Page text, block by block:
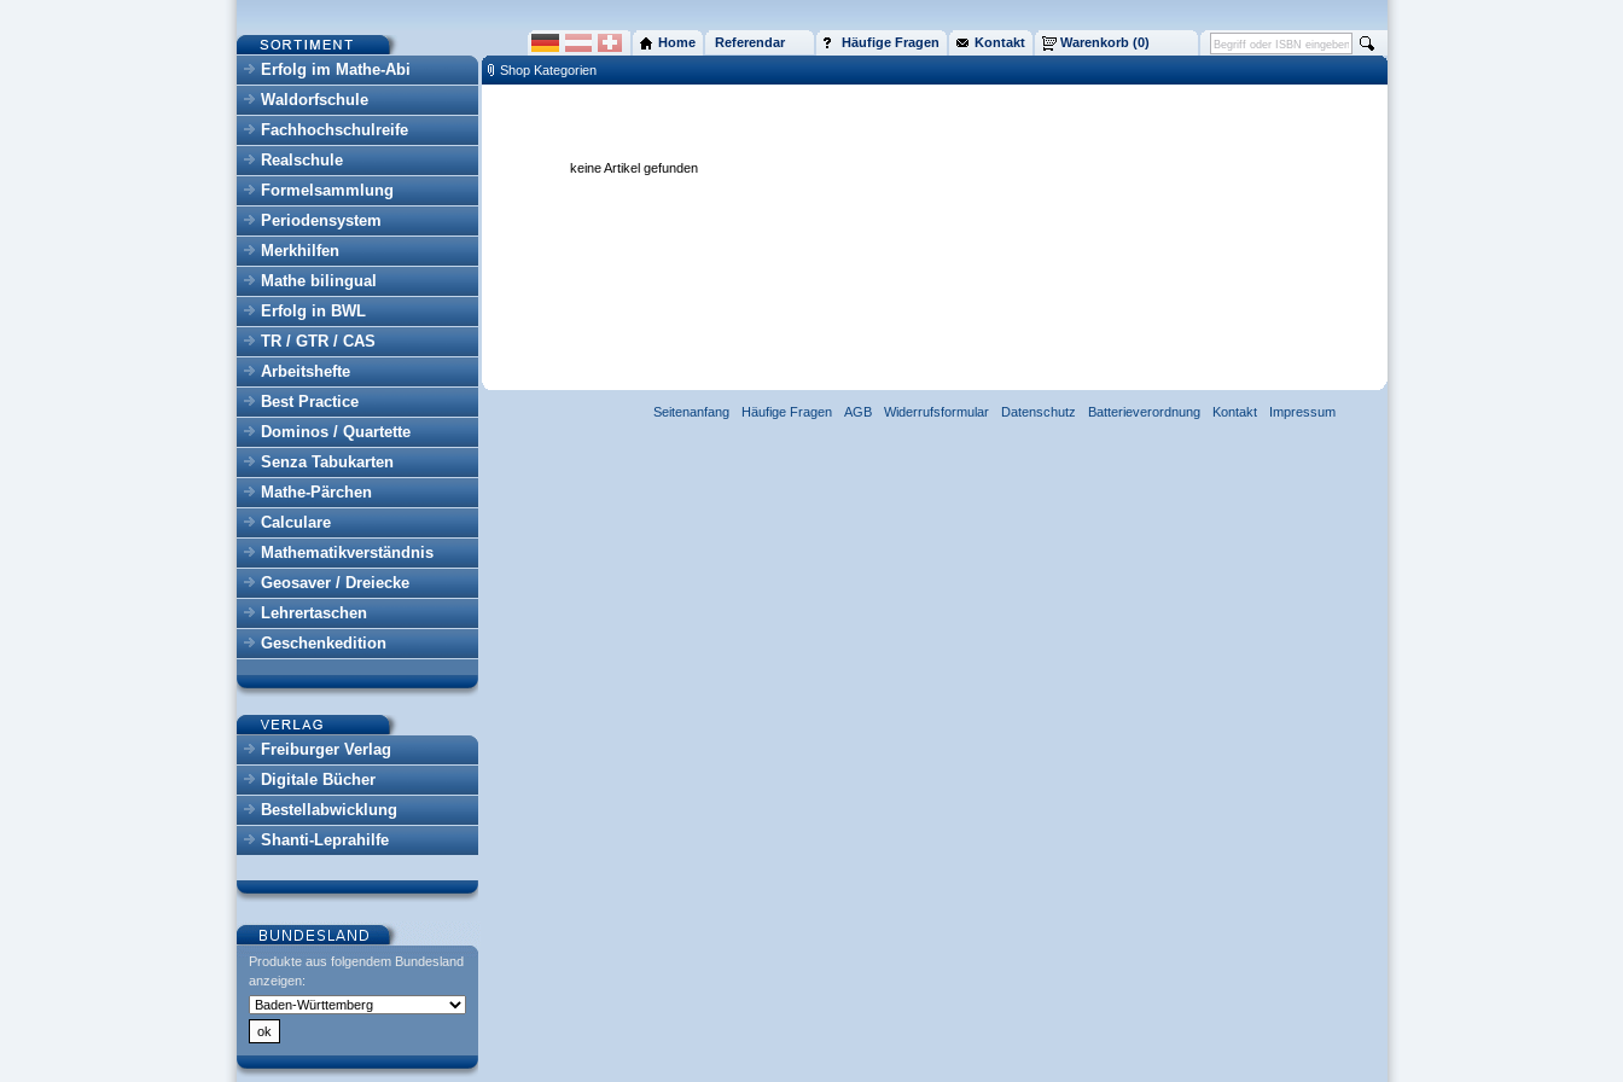
Erfolg im Mathe-Abi
Waldorfschule
Fachhochschulreife
Realschule
Formelsammlung
Periodensystem
Merkhilfen
Mathe bilingual
Erfolg in BWL
TR / GTR / CAS
Arbeitshefte
Best Practice
Dominos / Quartette
Senza Tabukarten
Mathe-Pärchen
Calculare
Mathematikverständnis
Geosaver / Dreiecke
Lehrertaschen
Geschenkedition
Freiburger Verlag
Digitale Bücher
Bestellabwicklung
Shanti-Leprahilfe
Produkte aus folgendem Bundesland
anzeigen:
Home Referendar Häufige Fragen Kontakt
Warenkorb (0)
Shop Kategorien
keine Artikel gefunden
Seitenanfang Häufige Fragen AGB Widerrufsformular Datenschutz Batterieverordnung Kontakt Impressum